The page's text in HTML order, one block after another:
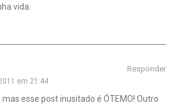
vida.
em 21:44
Responder
mas esse post inusitado é ÓTEMO! Outro